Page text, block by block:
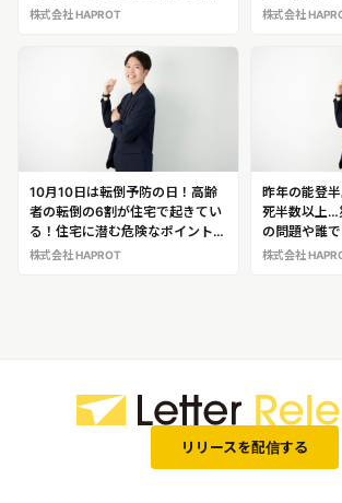
端の暑さ対策住宅まで解説する
バイザー「満元 貴治」※日常災害
の専門家として満元氏の解説・出
演が可能です！
株式会社 HAPROT
意すべきポイ
づくりアド
株式会社
10月10日は転倒予防の日！高齢
者の転倒の6割が住宅で起きてい
る！住宅に潜む危険なポイントを
教えてくれる、安全な家づくりア
株式会社 HAPROT
昨年の能登
死半数以上…
の問題や誰
を解説！「作
株式会社
リリースを配信する